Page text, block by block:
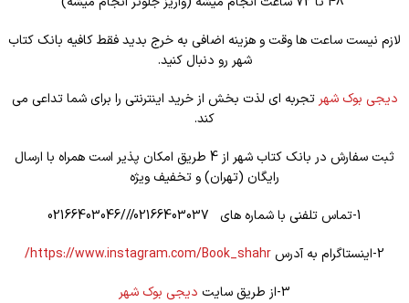
لازم نیست ساعت ها وقت و هزینه اضافی به خرج بدید فقط کافیه بانک کتاب
شهر رو دنبال کنید.
دیجی بوک شهر تجربه ای لذت بخش از خرید اینترنتی را برای شما تداعی می
کند.
ثبت سفارش در بانک کتاب شهر از 4 طریق امکان پذیر است همراه با ارسال
رایگان (تهران) و تخفیف ویژه
1-تماس تلفنی با شماره های 02166403037///02166403046
2-اینستاگرام به آدرس
https://www.instagram.com/Book_shahr/
3-از طریق سایت
دیجی بوک شهر